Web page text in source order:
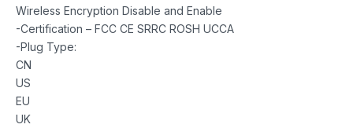
Wireless Encryption Disable and Enable
-Certification – FCC CE SRRC ROSH UCCA
-Plug Type:
CN
US
EU
UK